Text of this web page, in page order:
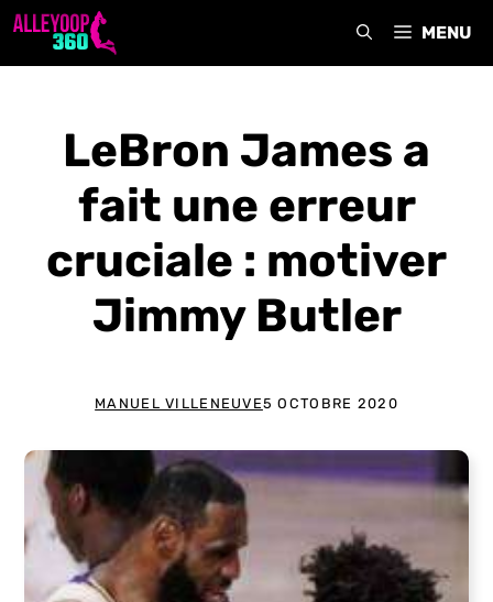
Aller
MENU
LeBron James a
fait une erreur
cruciale : motiver
Jimmy Butler
MANUEL VILLENEUVE5 OCTOBRE 2020